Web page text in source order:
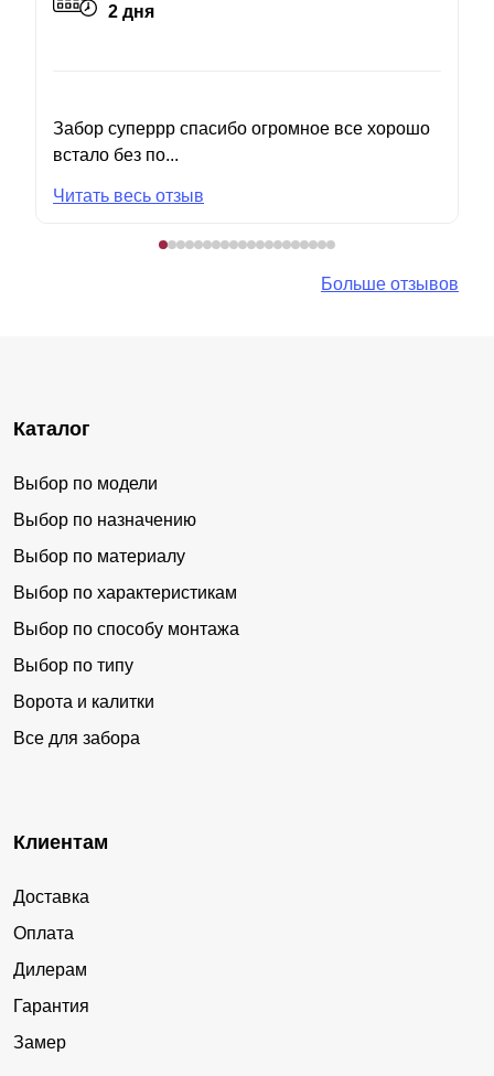
2 дня
Забор суперрр спасибо огромное все хорошо
встало без по...
Читать весь отзыв
Больше отзывов
Каталог
Выбор по модели
Выбор по назначению
Выбор по материалу
Выбор по характеристикам
Выбор по способу монтажа
Выбор по типу
Ворота и калитки
Все для забора
Клиентам
Доставка
Оплата
Дилерам
Гарантия
Замер